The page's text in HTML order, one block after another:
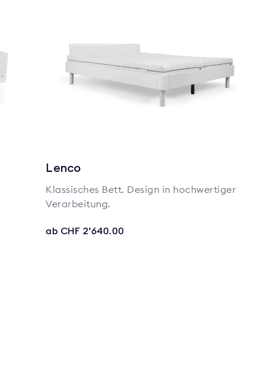
Lenco
Klassisches Bett. Design in hochwertiger
Verarbeitung.
ab CHF 2'640.00